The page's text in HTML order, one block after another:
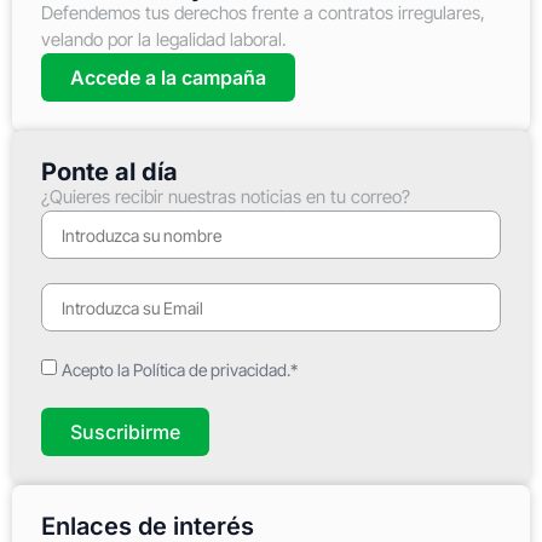
Defendemos tus derechos frente a contratos irregulares,
velando por la legalidad laboral.
Accede a la campaña
Ponte al día
¿Quieres recibir nuestras noticias en tu correo?
Acepto la Política de privacidad.*
Suscribirme
Enlaces de interés